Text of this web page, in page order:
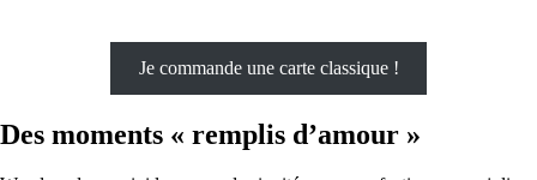
Je commande une carte classique !
Des moments « remplis d’amour »